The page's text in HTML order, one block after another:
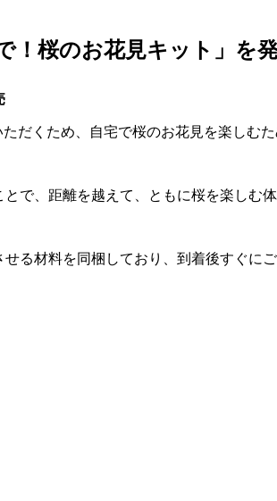
！桜のお花見キット」を
だくため、自宅で桜のお花見を楽しむ
で、距離を越えて、ともに桜を楽しむ
る材料を同梱しており、到着後すぐに